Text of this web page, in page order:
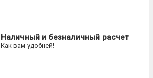
Наличный и безналичный расчет
Как вам удобней!